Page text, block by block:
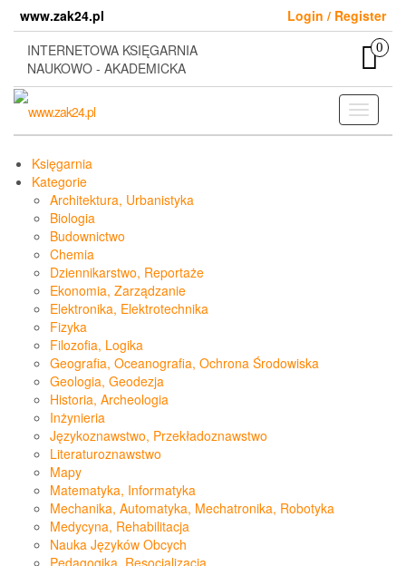
content
www.zak24.pl
Login / Register
INTERNETOWA KSIĘGARNIA
NAUKOWO - AKADEMICKA
0
Toggle
Księgarnia
Kategorie
Architektura, Urbanistyka
Biologia
Budownictwo
Chemia
Dziennikarstwo, Reportaże
Ekonomia, Zarządzanie
Elektronika, Elektrotechnika
Fizyka
Filozofia, Logika
Geografia, Oceanografia, Ochrona Środowiska
Geologia, Geodezja
Historia, Archeologia
Inżynieria
Językoznawstwo, Przekładoznawstwo
Literaturoznawstwo
Mapy
Matematyka, Informatyka
Mechanika, Automatyka, Mechatronika, Robotyka
Medycyna, Rehabilitacja
Nauka Języków Obcych